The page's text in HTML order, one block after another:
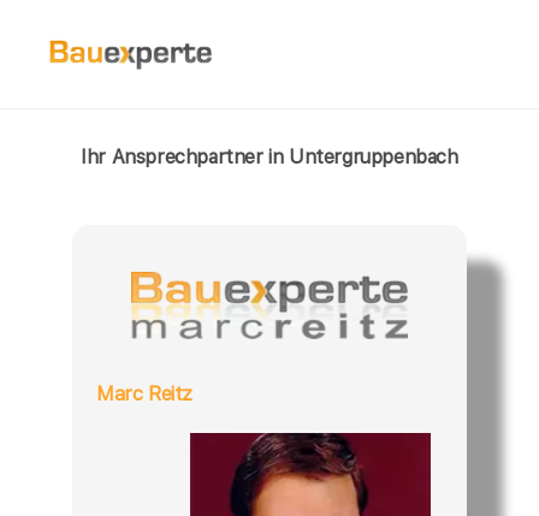
Ihr Ansprechpartner in Untergruppenbach
Marc Reitz